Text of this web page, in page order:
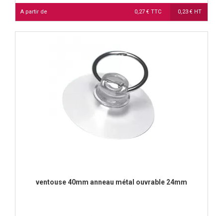
A partir de 0,27 € TTC 0,23 € HT
ventouse 40mm anneau métal ouvrable 24mm